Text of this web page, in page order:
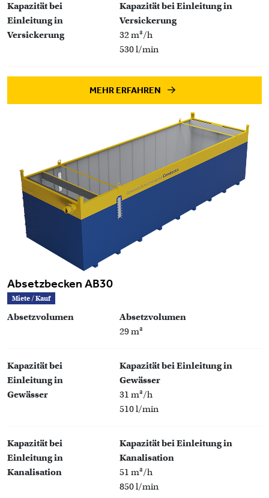
Kapazität bei
Einleitung in
Versickerung
Kapazität bei Einleitung in
Versickerung
32 m³/h
530 l/min
MEHR ERFAHREN
Absetzbecken AB30
Miete / Kauf
Absetzvolumen
Absetzvolumen
29 m³
Kapazität bei
Einleitung in
Gewässer
Kapazität bei Einleitung in
Gewässer
31 m³/h
510 l/min
Kapazität bei
Einleitung in
Kanalisation
Kapazität bei Einleitung in
Kanalisation
51 m³/h
850 l/min